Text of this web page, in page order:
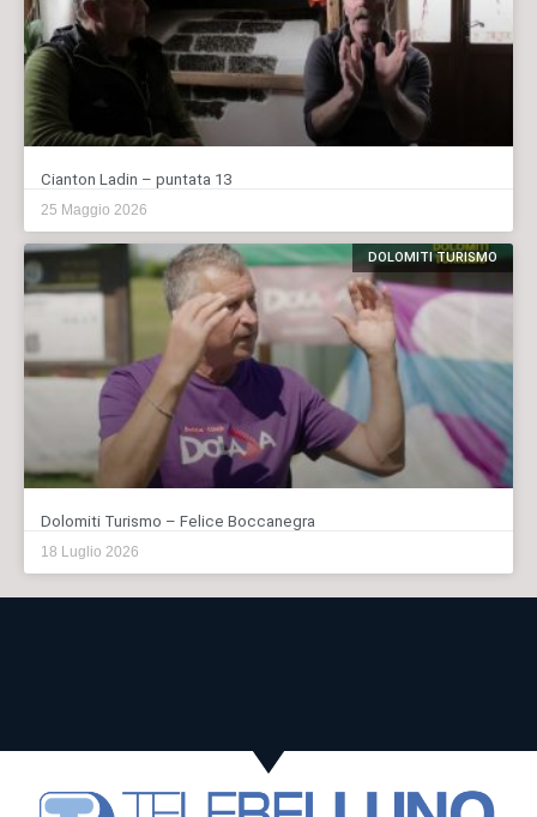
Cianton Ladin – puntata 13
25 Maggio 2026
DOLOMITI TURISMO
Dolomiti Turismo – Felice Boccanegra
18 Luglio 2026